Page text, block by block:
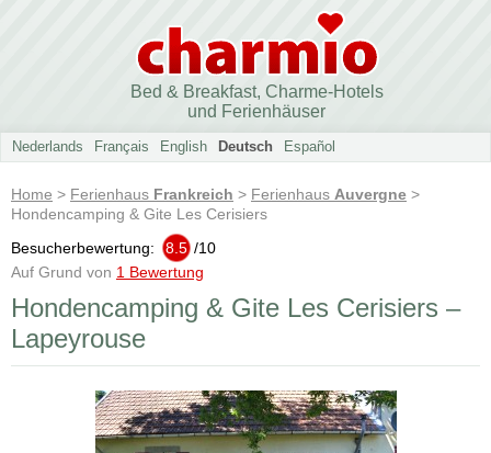
Bed & Breakfast, Charme-Hotels
und Ferienhäuser
Nederlands Français English Deutsch Español
Home > Ferienhaus Frankreich > Ferienhaus Auvergne >
Hondencamping & Gite Les Cerisiers
Besucherbewertung:
8.5 /10
Auf Grund von 1 Bewertung
Hondencamping & Gite Les Cerisiers –
Lapeyrouse